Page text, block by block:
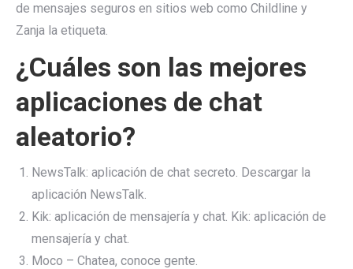
de mensajes seguros en sitios web como Childline y
Zanja la etiqueta.
¿Cuáles son las mejores
aplicaciones de chat
aleatorio?
NewsTalk: aplicación de chat secreto. Descargar la
aplicación NewsTalk.
Kik: aplicación de mensajería y chat. Kik: aplicación de
mensajería y chat.
Moco – Chatea, conoce gente.